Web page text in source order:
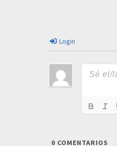
Login
0 COMENTARIOS